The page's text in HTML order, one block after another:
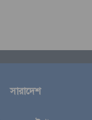
সারাদেশ